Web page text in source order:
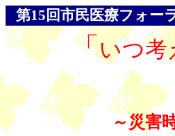
第15回市民医療フォー
「いつ考
～災害